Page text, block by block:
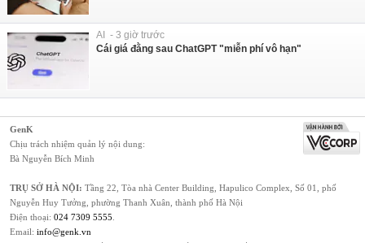
AI - 3 giờ trước
Cái giá đằng sau ChatGPT "miễn phí vô hạn"
GenK
Chịu trách nhiệm quản lý nội dung:
Bà Nguyễn Bích Minh
TRỤ SỞ HÀ NỘI: Tầng 22, Tòa nhà Center Building, Hapulico Complex, Số 01, phố
Nguyễn Huy Tưởng, phường Thanh Xuân, thành phố Hà Nội
Điện thoại: 024 7309 5555
Email: info@genk.vn